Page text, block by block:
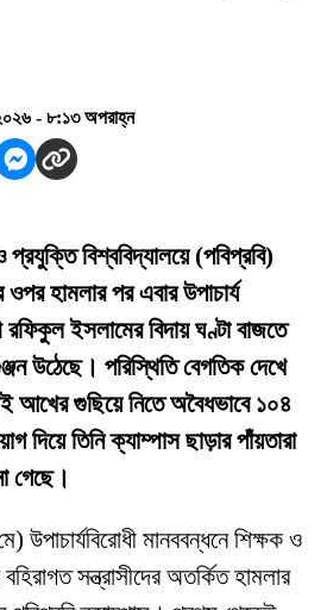
- ৮:১৩ অপরাহ্ন
প্রযুক্তি বিশ্ববিদ্যালয়ে (পবিপ্রবি)
ওপর হামলার পর এবার উপাচার্য
ইসলামের বিদায় ঘণ্টা বাজতে
উঠেছে। পরিস্থিতি বেগতিক দেখে
আখের গুছিয়ে নিতে অবৈধভাবে ১০৪
তিনি ক্যাম্পাস ছাড়ার পাঁয়তারা
গেছে।
উপাচার্যবিরোধী মানববন্ধনে শিক্ষক ও
সন্ত্রাসীদের অতর্কিত হামলার